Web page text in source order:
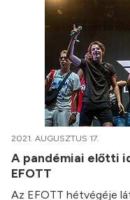
2021. AUGUSZTUS 17.
A pandémiai előtti
EFOTT
Az EFOTT hétvégéje